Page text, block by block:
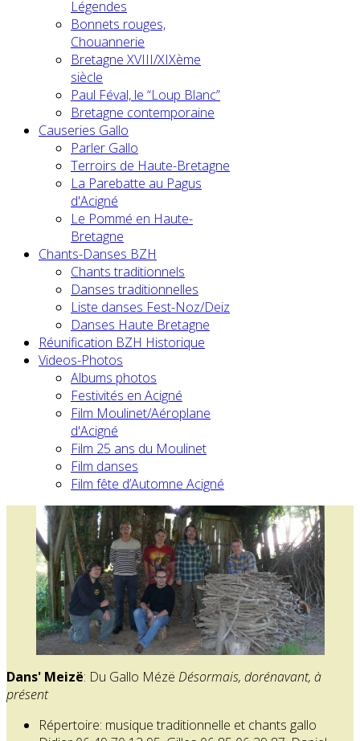
Légendes
Bonnets rouges,
Chouannerie
Bretagne XVIII/XIXème
siècle
Paul Féval, le “Loup Blanc”
Bretagne contemporaine
Causeries Gallo
Parler Gallo
Terroirs de Haute-Bretagne
La Parebatte au Pagus
d'Acigné
Le Pommé en Haute-
Bretagne
Chants-Danses BZH
Chants traditionnels
Danses traditionnelles
Liste danses Fest-Noz/Deiz
Danses Haute Bretagne
Réunification BZH Historique
Videos-Photos
Albums photos
Festivités en Acigné
Film Moulinet/Aéroplane
d'Acigné
Film 25 ans du Moulinet
Film danses
Film fête d’Automne Acigné
Dans' Meizë: Du Gallo Mézë Désormais, dorénavant, à
présent
Répertoire: musique traditionnelle et chants gallo